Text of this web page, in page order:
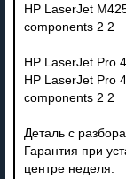
HP LaserJet
components 2 2
HP LaserJet Pro
HP LaserJet Pro
components 2 2
Деталь с
Гарантия при
центре неделя.